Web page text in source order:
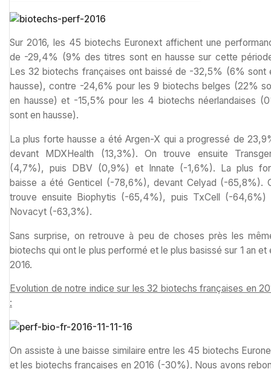
Sur 2016, les 45 biotechs Euronext affichent une
de -29,4% (9% des titres sont en hausse sur cette
Les 32 biotechs françaises ont baissé de -32,5% (6% sont
hausse), contre -24,6% pour les 9 biotechs belges (22%
en hausse) et -15,5% pour les 4 biotechs néerlandaises
sont en hausse).
La plus forte hausse a été Argen-X qui a progressé de
devant MDXHealth (13,3%). On trouve ensuite
(4,7%), puis DBV (0,9%) et Innate (-1,6%). La plus
baisse a été Genticel (-78,6%), devant Celyad (-65,8%).
trouve ensuite Biophytis (-65,4%), puis TxCell (-64,6%)
Novacyt (-63,3%).
Sans surprise, on retrouve à peu de choses près les
biotechs qui ont le plus performé et le plus basissé sur 1 an et
2016.
Evolution de notre indice sur les 32 biotechs françaises en
:
On assiste à une baisse similaire entre les 45 biotechs
et les biotechs françaises en 2016 (-30%). Nous avons